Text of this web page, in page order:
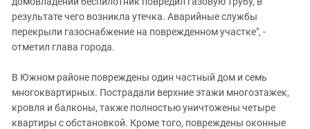
результате чего возникла утечка. Аварийные службы
перекрыли газоснабжение на поврежденном участке", -
отметил глава города.
В Южном районе повреждены один частный дом и семь
многоквартирных. Пострадали верхние этажи многоэтажек,
кровля и балконы, также полностью уничтожены четыре
квартиры с обстановкой. Кроме того, повреждены оконные